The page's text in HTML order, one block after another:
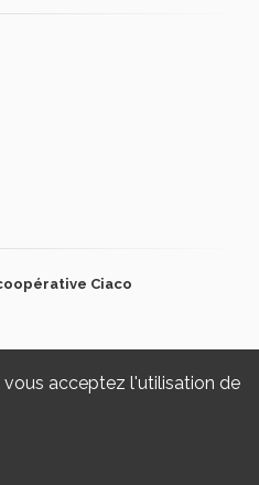
vous acceptez l'utilisation de
Ciaco